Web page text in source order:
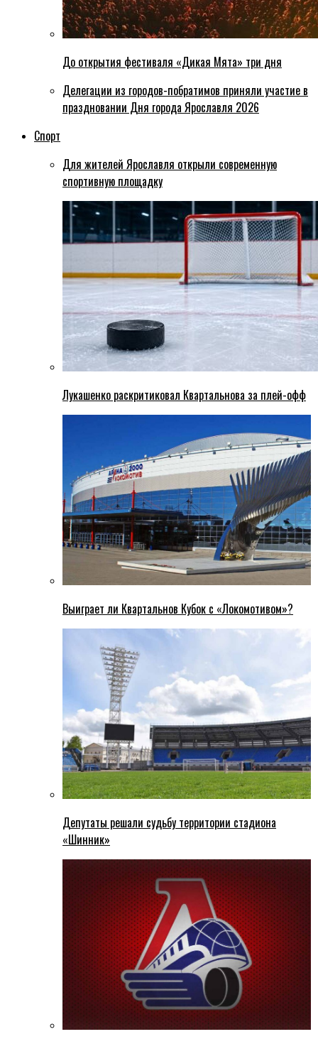
До открытия фестиваля «Дикая Мята» три дня
Делегации из городов-побратимов приняли участие в
праздновании Дня города Ярославля 2026
Спорт
Для жителей Ярославля открыли современную
спортивную площадку
Лукашенко раскритиковал Квартальнова за плей-офф
Выиграет ли Квартальнов Кубок с «Локомотивом»?
Депутаты решали судьбу территории стадиона
«Шинник»